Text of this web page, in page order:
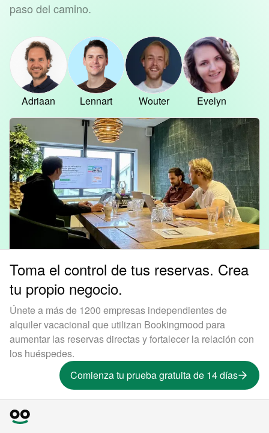
paso del camino.
Adriaan Lennart Wouter Evelyn
Toma el control de tus reservas. Crea
tu propio negocio.
Únete a más de 1200 empresas independientes de
alquiler vacacional que utilizan Bookingmood para
aumentar las reservas directas y fortalecer la relación con
los huéspedes.
Comienza tu prueba gratuita de 14 días